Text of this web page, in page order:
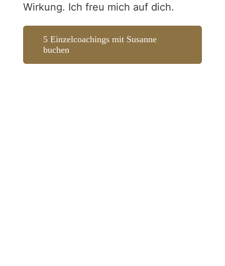
Wirkung. Ich freu mich auf dich.
5 Einzelcoachings mit Susanne
buchen